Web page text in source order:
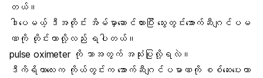
တယ်။
ဒါပေမယ့် ဒီအတိုင်း အိမ်မှာဆောင်ထားပြီး သွေးတွင်းအောက်ဆီဂျင်ပမ
ဏကို တိုင်းတာလို့လည်း ရပါတယ်။
pulse oximeter ကို ဘာအတွက် အသုံးပြုလို့ရလဲ။
ဒီကိရိယာလေးက ကိုယ်တွင်းက အောက်ဆီဂျင်ပမာဏကို စစ်ဆေးပေးတာ